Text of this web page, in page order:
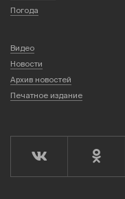
Погода
Видео
Новости
Архив новостей
Печатное издание